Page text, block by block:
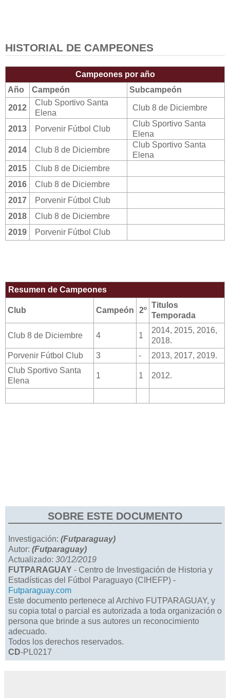
HISTORIAL DE CAMPEONES
Campeones por año
Año
Campeón Subcampeón
2012
Club Sportivo Santa
Elena
Club 8 de Diciembre
2013 Porvenir Fútbol Club
Club Sportivo Santa
Elena
2014
Club 8 de Diciembre
Club Sportivo Santa
Elena
2015
Club 8 de Diciembre
2016
Club 8 de Diciembre
2017
Porvenir Fútbol Club
2018
Club 8 de Diciembre
2019
Porvenir Fútbol Club
Resumen de Campeones
Club Campeón 2º
Titulos
Temporada
Club 8 de Diciembre 4 1
2014, 2015, 2016,
2018.
Porvenir Fútbol Club
3 -
2013, 2017, 2019.
Club Sportivo Santa
Elena
1 1 2012.
SOBRE ESTE DOCUMENTO
Investigación: (Futparaguay)
Autor: (Futparaguay)
Actualizado: 30/12/2019
FUTPARAGUAY - Centro de Investigación de Historia y
Estadísticas del Fútbol Paraguayo (CIHEFP) -
Futparaguay.com
Este documento pertenece al Archivo FUTPARAGUAY, y
su copia total o parcial es autorizada a toda organización o
persona que brinde a sus autores un reconocimiento
adecuado.
Todos los derechos reservados.
CD-PL0217